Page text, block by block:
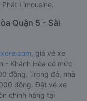
Limousine.
Quận 5 - Sài
, giá vé xe
- Khánh Hòa có mức
đồng. Trong đó, nhà
đồng. Đặt vé xe
chính hãng tại